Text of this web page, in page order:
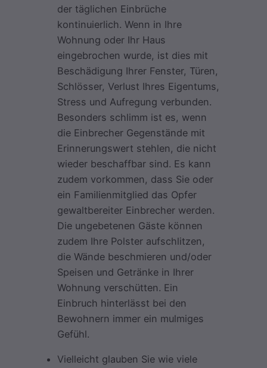
der täglichen Einbrüche
kontinuierlich. Wenn in Ihre
Wohnung oder Ihr Haus
eingebrochen wurde, ist dies mit
Beschädigung Ihrer Fenster, Türen,
Schlösser, Verlust Ihres Eigentums,
Stress und Aufregung verbunden.
Besonders schlimm ist es, wenn
die Einbrecher Gegenstände mit
Erinnerungswert stehlen, die nicht
wieder beschaffbar sind. Es kann
zudem vorkommen, dass Sie oder
ein Familienmitglied das Opfer
gewaltbereiter Einbrecher werden.
Die ungebetenen Gäste können
zudem Ihre Polster aufschlitzen,
die Wände beschmieren und/oder
Speisen und Getränke in Ihrer
Wohnung verschütten. Ein
Einbruch hinterlässt bei den
Bewohnern immer ein mulmiges
Gefühl.
Vielleicht glauben Sie wie viele